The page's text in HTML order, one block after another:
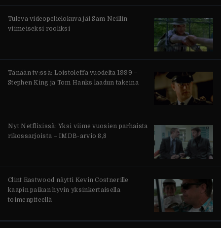
Tuleva videopelielokuva jäi Sam Neillin
viimeiseksi rooliksi
Tänään tv:ssä: Loistoleffa vuodelta 1999 –
Stephen King ja Tom Hanks laadun takeina
Nyt Netflixissä: Yksi viime vuosien parhaista
rikossarjoista – IMDB-arvio 8,8
Clint Eastwood näytti Kevin Costnerille
kaapin paikan hyvin yksinkertaisella
toimenpiteellä